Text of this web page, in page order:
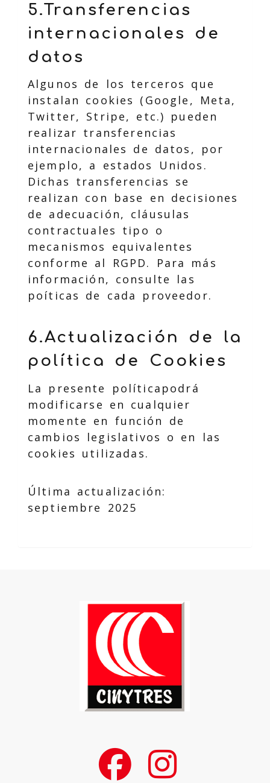
5.Transferencias
internacionales de
datos
Algunos de los terceros que
instalan cookies (Google, Meta,
Twitter, Stripe, etc.) pueden
realizar transferencias
internacionales de datos, por
ejemplo, a estados Unidos.
Dichas transferencias se
realizan con base en decisiones
de adecuación, cláusulas
contractuales tipo o
mecanismos equivalentes
conforme al RGPD. Para más
información, consulte las
poíticas de cada proveedor.
6.Actualización de la
política de Cookies
La presente políticapodrá
modificarse en cualquier
momente en función de
cambios legislativos o en las
cookies utilizadas.
Última actualización:
septiembre 2025